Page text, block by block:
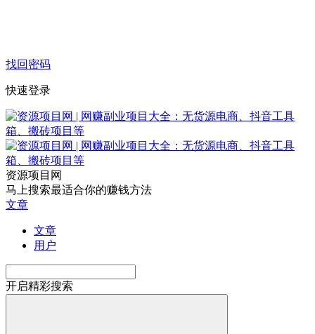
找回密码
快速登录
资源项目网
马上搜索最适合你的赚钱方法
文章
文章
用户
开启精彩搜索